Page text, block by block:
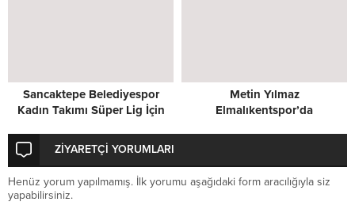
Sancaktepe Belediyespor
Kadın Takımı Süper Lig İçin
Metin Yılmaz
Elmalıkentspor’da
ZİYARETÇİ YORUMLARI
Henüz yorum yapılmamış. İlk yorumu aşağıdaki form aracılığıyla siz
yapabilirsiniz.